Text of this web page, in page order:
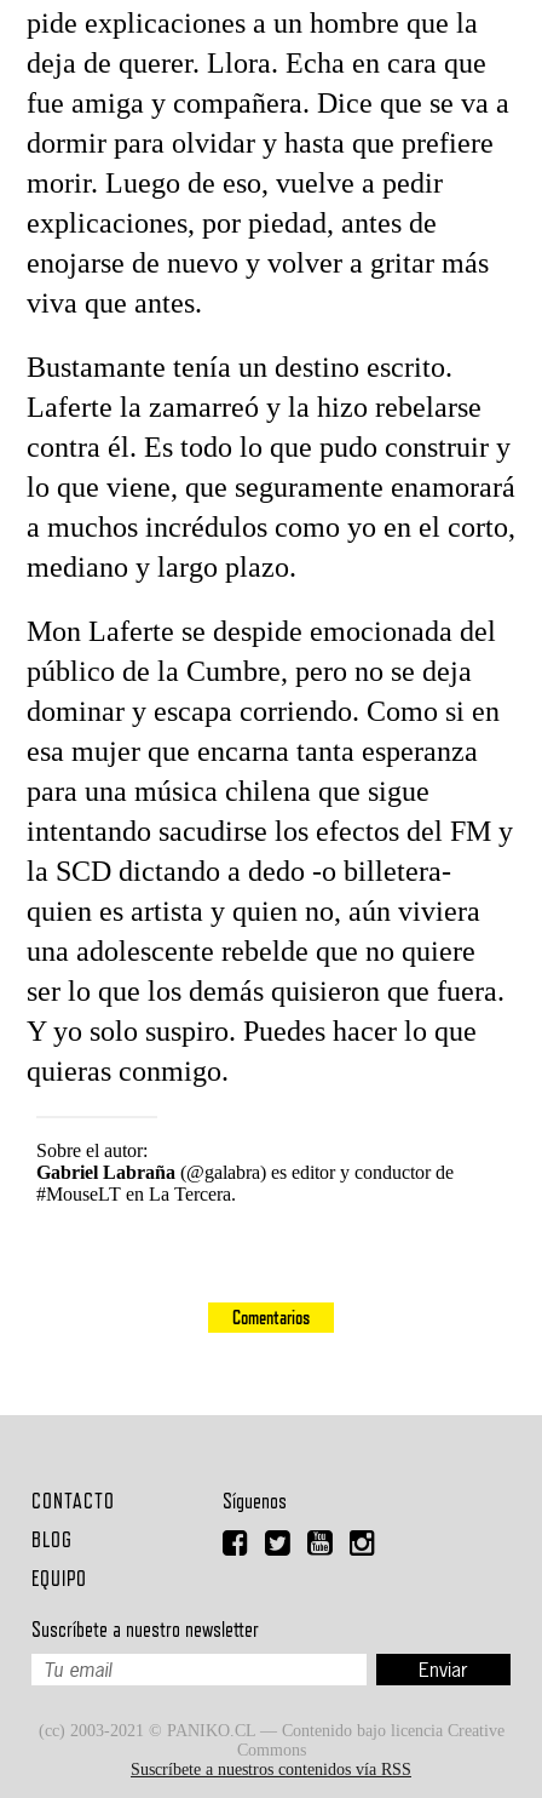
pide explicaciones a un hombre que la
deja de querer. Llora. Echa en cara que
fue amiga y compañera. Dice que se va a
dormir para olvidar y hasta que prefiere
morir. Luego de eso, vuelve a pedir
explicaciones, por piedad, antes de
enojarse de nuevo y volver a gritar más
viva que antes.
Bustamante tenía un destino escrito.
Laferte la zamarreó y la hizo rebelarse
contra él. Es todo lo que pudo construir y
lo que viene, que seguramente enamorará
a muchos incrédulos como yo en el corto,
mediano y largo plazo.
Mon Laferte se despide emocionada del
público de la Cumbre, pero no se deja
dominar y escapa corriendo. Como si en
esa mujer que encarna tanta esperanza
para una música chilena que sigue
intentando sacudirse los efectos del FM y
la SCD dictando a dedo -o billetera-
quien es artista y quien no, aún viviera
una adolescente rebelde que no quiere
ser lo que los demás quisieron que fuera.
Y yo solo suspiro. Puedes hacer lo que
quieras conmigo.
Sobre el autor:
Gabriel Labraña (@galabra) es editor y conductor de
#MouseLT en La Tercera.
Comentarios
CONTACTO
BLOG
EQUIPO
Síguenos
Suscríbete a nuestro newsletter
(cc) 2003-2021 © PANIKO.CL — Contenido bajo licencia Creative
Commons
Suscríbete a nuestros contenidos vía RSS